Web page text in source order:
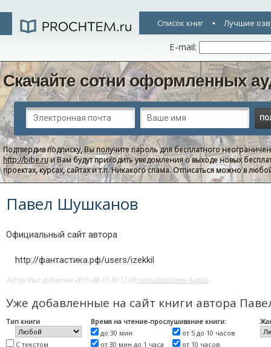
Список книг Лучшие
E-mail:
Скачайте сотни оформленных
Подтвердив подписку, Вы получите пароль для бесплатного
http://bibe.ruи Вам будут приходить уведомления о выходе новых
проектах, курсах, сайтах и т.п. Никакого спама. Отписаться можно в
Павел Шушканов
Официальный сайт автора
http://фантастика.рф/users/izekkil
Автор был добавлен 2015-08-13 16:12:09 пользователем Aagira..
Уже добавленные на сайт книги автора
Тип книги
С текстом
Время на чтение-прослушивание книги:
до 30 мин
от 30 мин до 1 часа
от 5 до 10 часов
от 10 часов